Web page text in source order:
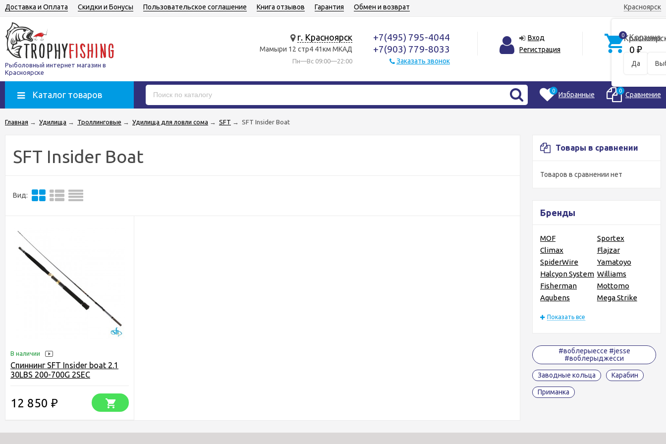
Красноярск
Да
Доставка и Оплата Скидки и Бонусы Пользовательское соглашение Книга отзывов Гарантия Обмен и возврат
Рыболовный интернет магазин в
Красноярске
г. Красноярск
Мамыри 12 стр4 41км МКАД
Пн—Вс 09:00—22:00
+7(495) 795-4044
+7(903) 779-8033
Заказать звонок
Вход
Регистрация
0 Корзина
0 ₽
Каталог товаров 0 Избранные 0 Сравнение
Главная → Удилища → Троллинговые → Удилища для ловли сома → SFT → SFT Insider Boat
Товары в сравнении
Товаров в сравнении нет
Бренды
MOF
Sportex
Climax
Flajzar
SpiderWire
Yamatoyo
Halcyon System Williams
Fisherman
Mottomo
Aqubens
Mega Strike
Показать все
#воблерыессе #jesse
#воблерыджесси
Заводные кольца Карабин
Приманка
SFT Insider Boat
Вид:
В наличии
Спиннинг SFT Insider boat 2.1
30LBS 200-700G 2SEC
12 850 ₽